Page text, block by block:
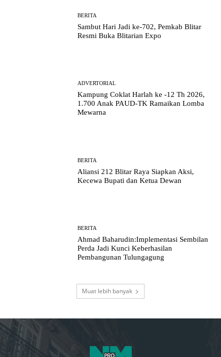
BERITA
Sambut Hari Jadi ke-702, Pemkab Blitar
Resmi Buka Blitarian Expo
ADVERTORIAL
Kampung Coklat Harlah ke -12 Th 2026,
1.700 Anak PAUD-TK Ramaikan Lomba
Mewarna
BERITA
Aliansi 212 Blitar Raya Siapkan Aksi,
Kecewa Bupati dan Ketua Dewan
BERITA
Ahmad Baharudin:Implementasi Sembilan
Perda Jadi Kunci Keberhasilan
Pembangunan Tulungagung
Muat lebih banyak